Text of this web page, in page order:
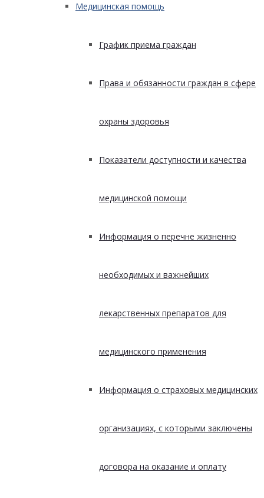
Медицинская помощь
График приема граждан
Права и обязанности граждан в сфере
охраны здоровья
Показатели доступности и качества
медицинской помощи
Информация о перечне жизненно
необходимых и важнейших
лекарственных препаратов для
медицинского применения
Информация о страховых медицинских
организациях, с которыми заключены
договора на оказание и оплату